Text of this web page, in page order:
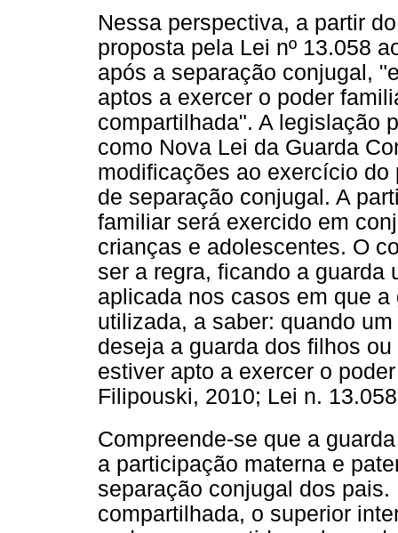
Nessa perspectiva, a partir
proposta pela Lei nº 13.058
após a separação conjugal,
aptos a exercer o poder
compartilhada". A legislação
como Nova Lei da Guarda
modificações ao exercício
de separação conjugal. A
familiar será exercido em
crianças e adolescentes. O
ser a regra, ficando a guarda
aplicada nos casos em que
utilizada, a saber: quando
deseja a guarda dos filhos
estiver apto a exercer o
Filipouski, 2010; Lei n.
Compreende-se que a
a participação materna e
separação conjugal dos
compartilhada, o superior